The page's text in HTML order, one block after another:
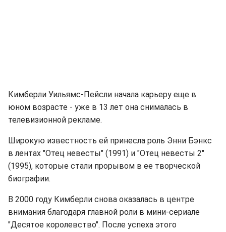
Кимберли Уильямс-Пейсли начала карьеру еще в
юном возрасте - уже в 13 лет она снималась в
телевизионной рекламе.
Широкую известность ей принесла роль Энни Бэнкс
в лентах "Отец невесты" (1991) и "Отец невесты 2"
(1995), которые стали прорывом в ее творческой
биографии.
В 2000 году Кимберли снова оказалась в центре
внимания благодаря главной роли в мини-сериале
"Десятое королевство". После успеха этого